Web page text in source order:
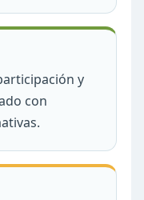
y
con